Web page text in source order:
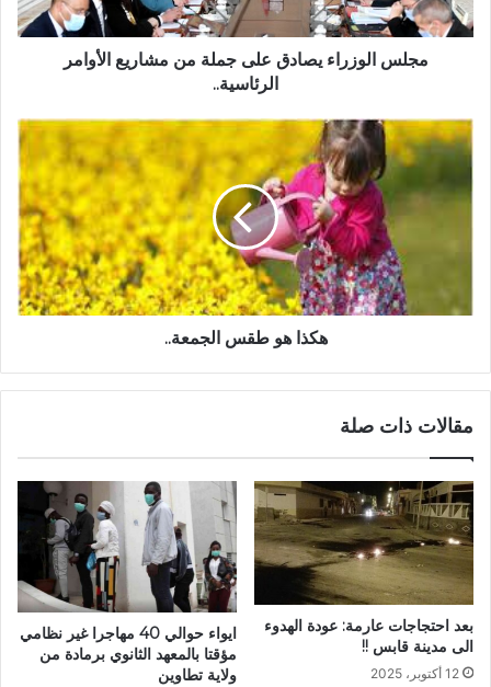
مجلس الوزراء يصادق على جملة من مشاريع الأوامر
الرئاسية..
هكذا هو طقس الجمعة..
مقالات ذات صلة
بعد احتجاجات عارمة: عودة الهدوء
الى مدينة قابس !!
12 أكتوبر، 2025
ايواء حوالي 40 مهاجرا غير نظامي
مؤقتا بالمعهد الثانوي برمادة من
ولاية تطاوين